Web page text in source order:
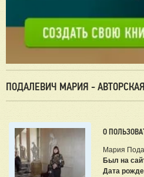
ПОДАЛЕВИЧ МАРИЯ -
О
Мария
Был на
Дата